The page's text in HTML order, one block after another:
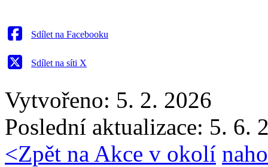
Sdílet na Facebooku
Sdílet na síti X
Vytvořeno: 5. 2. 2026
Poslední aktualizace: 5. 6.
<Zpět na Akce v okolí